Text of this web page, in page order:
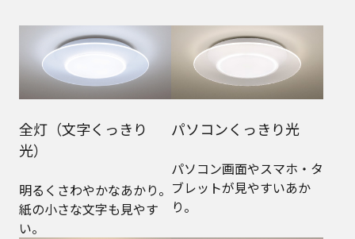
全灯（文字くっきり
光）
明るくさわやかなあかり。
紙の小さな文字も見やす
い。
パソコンくっきり光
パソコン画面やスマホ・タ
ブレットが見やすいあか
り。